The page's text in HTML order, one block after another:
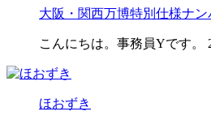
大阪・関西万博特別仕様ナン
こんにちは。事務員Yです
ほおずき